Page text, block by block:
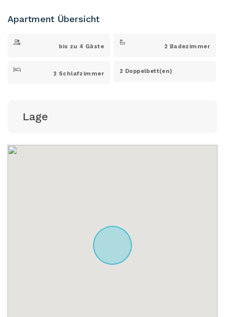
Apartment Übersicht
bis zu 4 Gäste 2 Badezimmer
2 Schlafzimmer 2 Doppelbett(en)
Lage